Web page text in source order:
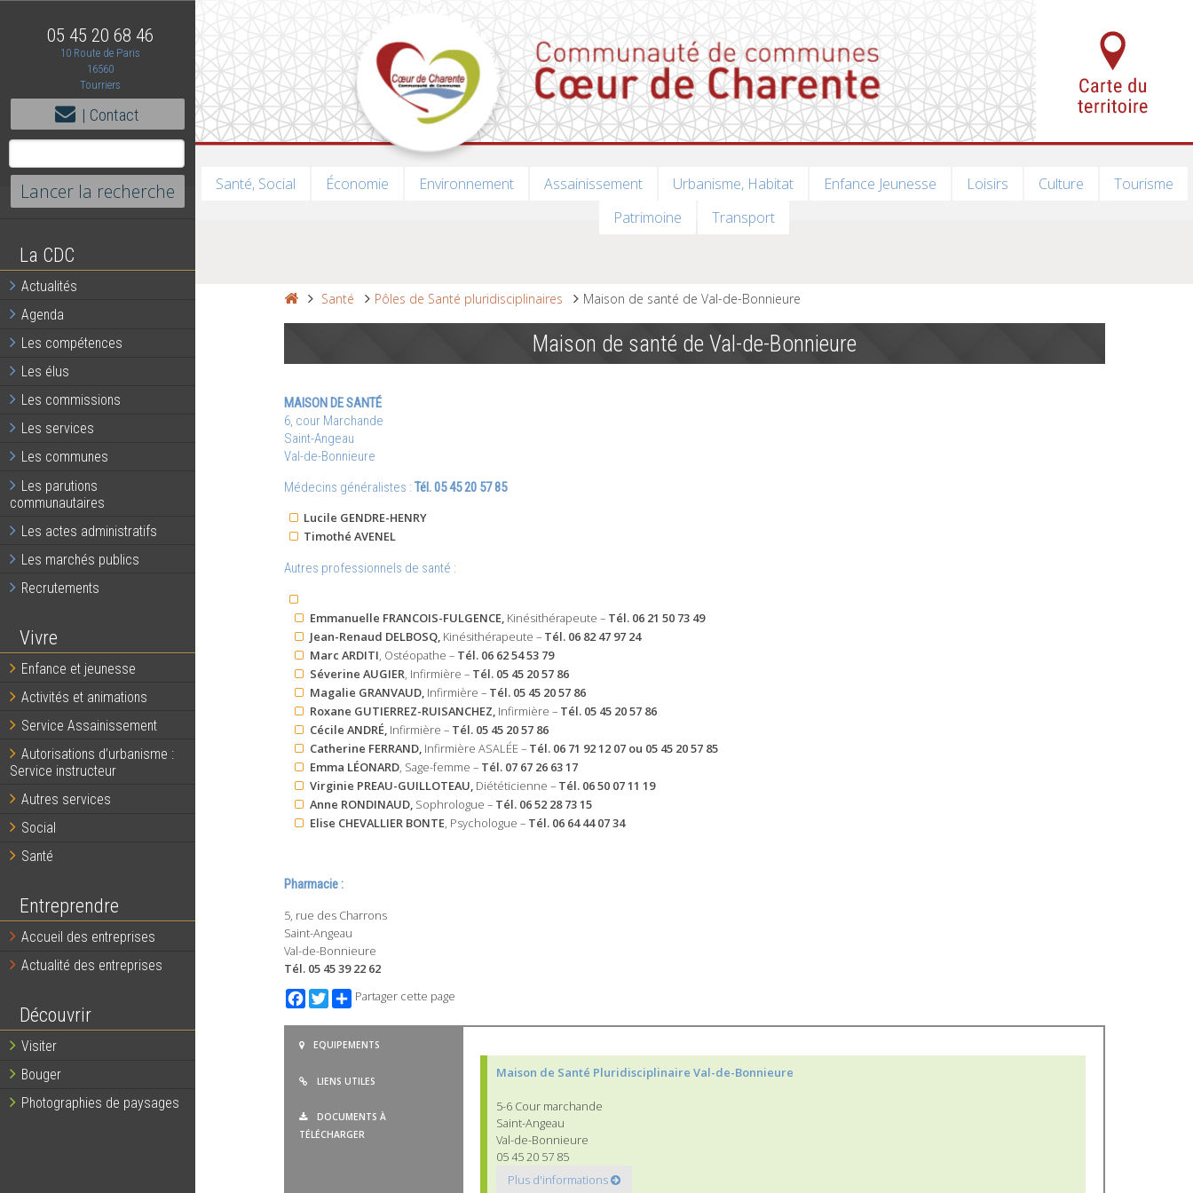
05 45 20 68 46
10 Route de Paris
16560
Tourriers
| Contact
La CDC
Actualités
Agenda
Les compétences
Les élus
Les commissions
Les services
Les communes
Les parutions
communautaires
Les actes administratifs
Les marchés publics
Recrutements
Vivre
Enfance et jeunesse
Activités et animations
Service Assainissement
Autorisations d’urbanisme :
Service instructeur
Autres services
Social
Santé
Entreprendre
Accueil des entreprises
Actualité des entreprises
Découvrir
Visiter
Bouger
Photographies de paysages
Santé, Social Économie Environnement Assainissement Urbanisme, Habitat Enfance Jeunesse Loisirs Culture
Tourisme
Patrimoine
Transport
Santé Pôles de Santé pluridisciplinaires Maison de santé de Val-de-Bonnieure
Maison de santé de Val-de-Bonnieure
MAISON DE SANTÉ
6, cour Marchande
Saint-Angeau
Val-de-Bonnieure
Médecins généralistes : Tél. 05 45 20 57 85
Lucile GENDRE-HENRY
Timothé AVENEL
Autres professionnels de santé :
Emmanuelle FRANCOIS-FULGENCE,Kinésithérapeute – Tél. 06 21 50 73 49
Jean-Renaud DELBOSQ,Kinésithérapeute – Tél. 06 82 47 97 24
Marc ARDITI, Ostéopathe – Tél. 06 62 54 53 79
Séverine AUGIER, Infirmière – Tél. 05 45 20 57 86
Magalie GRANVAUD,Infirmière – Tél. 05 45 20 57 86
Roxane GUTIERREZ-RUISANCHEZ,Infirmière – Tél. 05 45 20 57 86
Cécile ANDRÉ,Infirmière – Tél. 05 45 20 57 86
Catherine FERRAND,Infirmière ASALÉE – Tél. 06 71 92 12 07 ou 05 45 20 57 85
Emma LÉONARD, Sage-femme – Tél. 07 67 26 63 17
Virginie PREAU-GUILLOTEAU,Diététicienne – Tél. 06 50 07 11 19
Anne RONDINAUD,Sophrologue – Tél. 06 52 28 73 15
Elise CHEVALLIER BONTE, Psychologue – Tél. 06 64 44 07 34
Pharmacie :
5, rue des Charrons
Saint-Angeau
Val-de-Bonnieure
Tél. 05 45 39 22 62
Facebook
TwitterPartager cette page
EQUIPEMENTS
LIENS UTILES
DOCUMENTS À
TÉLÉCHARGER
Maison de Santé Pluridisciplinaire Val-de-Bonnieure
5-6 Cour marchande
Saint-Angeau
Val-de-Bonnieure
05 45 20 57 85
Plus d'informations